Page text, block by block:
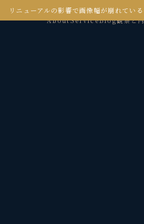
リニューアルの影響で画像幅が崩れている
AboutServiceBlog観察と